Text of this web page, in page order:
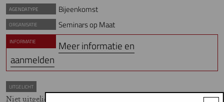
AGENDATYPE Bijeenkomst
ORGANISATIE Seminars op Maat
INFORMATIE
Meer informatie en
aanmelden
UITGELICHT
Niet uitgelicht